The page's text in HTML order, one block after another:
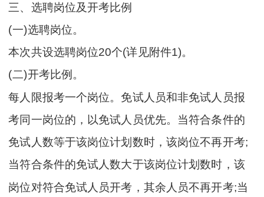
三、选聘岗位及开考比例
(一)选聘岗位。
本次共设选聘岗位20个(详见附件1)。
(二)开考比例。
每人限报考一个岗位。免试人员和非免试人员报
考同一岗位的，以免试人员优先。当符合条件的
免试人数等于该岗位计划数时，该岗位不再开考;
当符合条件的免试人数大于该岗位计划数时，该
岗位对符合免试人员开考，其余人员不再开考;当